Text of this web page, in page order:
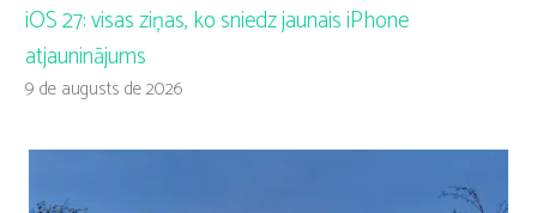
iOS 27: visas ziņas, ko sniedz jaunais iPhone
atjauninājums
9 de augusts de 2026